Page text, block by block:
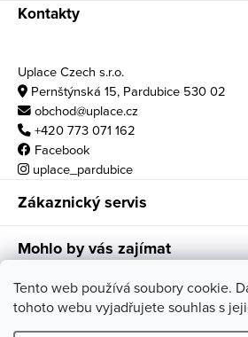
Tento web používá soubory cookie.
tohoto webu vyjadřujete souhlas s
Kontakty
Uplace Czech s.r.o.
Pernštýnská 15, Pardubice 530 02
obchod@uplace.cz
+420 773 071 162
Facebook
uplace_pardubice
Zákaznický servis
Mohlo by vás zajímat
Otvírací doba